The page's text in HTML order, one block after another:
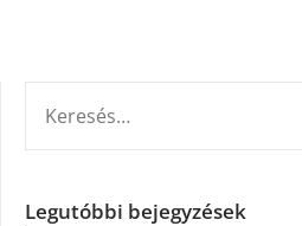
Legutóbbi bejegyzések